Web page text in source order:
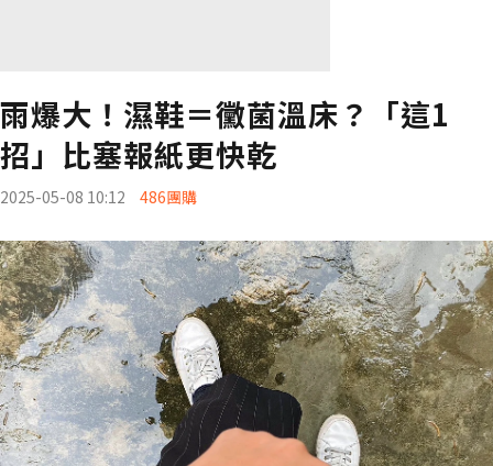
雨爆大！濕鞋＝黴菌溫床？「這1
招」比塞報紙更快乾
2025-05-08 10:12 486團購